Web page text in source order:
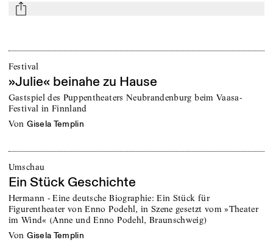
mail
Festival
»Julie« beinahe zu Hause
Gastspiel des Puppentheaters Neubrandenburg beim Vaasa-
Festival in Finnland
von Gisela Templin
Umschau
Ein Stück Geschichte
Hermann - Eine deutsche Biographie: Ein Stück für
Figurentheater von Enno Podehl, in Szene gesetzt vom »Theater
im Wind« (Anne und Enno Podehl, Braunschweig)
von Gisela Templin